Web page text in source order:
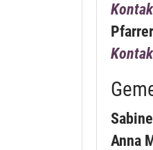
Anna